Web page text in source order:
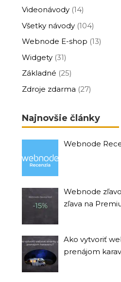
Videonávody(14)
Všetky návody(104)
Webnode E-shop (13)
Widgety(31)
Základné (25)
Zdroje zdarma (27)
Najnovšie články
Webnode
Webnode
zľava na
Ako vytvoriť
prenájom